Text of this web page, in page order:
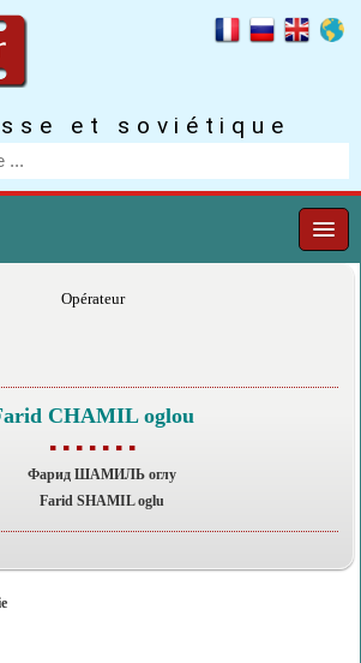
et soviétique
Opérateur
CHAMIL oglou
▪ ▪ ▪ ▪ ▪ ▪ ▪
Фарид ШАМИЛЬ оглу
Farid SHAMIL oglu